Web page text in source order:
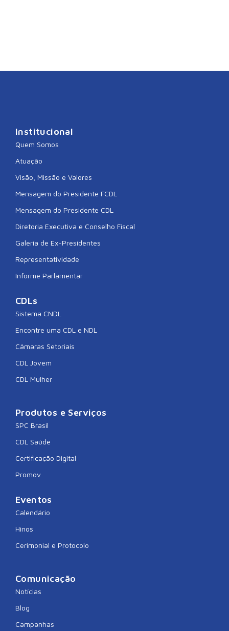
Institucional
Quem Somos
Atuação
Visão, Missão e Valores
Mensagem do Presidente FCDL
Mensagem do Presidente CDL
Diretoria Executiva e Conselho Fiscal
Galeria de Ex-Presidentes
Representatividade
Informe Parlamentar
CDLs
Sistema CNDL
Encontre uma CDL e NDL
Câmaras Setoriais
CDL Jovem
CDL Mulher
Produtos e Serviços
SPC Brasil
CDL Saúde
Certificação Digital
Promov
Eventos
Calendário
Hinos
Cerimonial e Protocolo
Comunicação
Notícias
Blog
Campanhas